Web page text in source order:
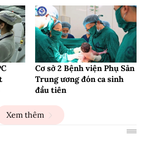
Cơ sở 2 Bệnh viện Phụ Sản
Trung ương đón ca sinh
đầu tiên
Xem thêm